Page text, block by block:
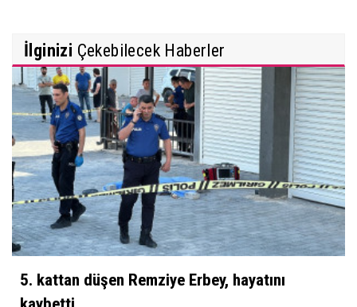
İlginizi Çekebilecek Haberler
5. kattan düşen Remziye Erbey, hayatını